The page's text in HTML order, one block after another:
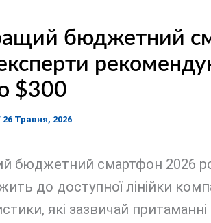
бюджетний
$300
26 Травня, 2026
бюджетний смартфон 2026
до доступної лінійки
які зазвичай